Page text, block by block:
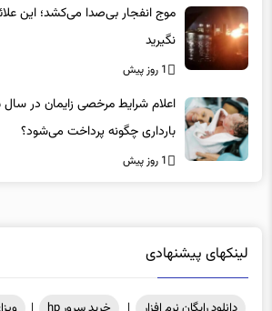
موج انفجار بی‌صدا می‌کشد؛ این
نگیرید
1 روز پیش
بارداری چگونه پرداخت می‌شود؟
1 روز پیش
لینکهای پیشنهادی